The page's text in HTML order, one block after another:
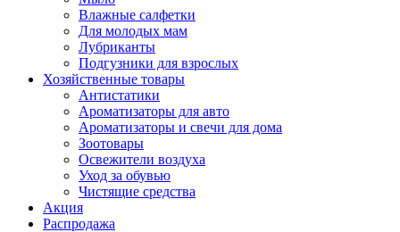
Влажные салфетки
Для молодых мам
Лубриканты
Подгузники для взрослых
Хозяйственные товары
Антистатики
Ароматизаторы для авто
Ароматизаторы и свечи для дома
Зоотовары
Освежители воздуха
Уход за обувью
Чистящие средства
Акция
Распродажа